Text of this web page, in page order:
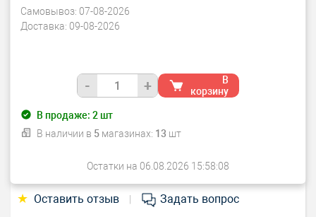
Самовывоз: 07-08-2026
Доставка: 09-08-2026
- +
В
корзину
В продаже: 2 шт
В наличии в 5 магазинах: 13 шт
Остатки на 06.08.2026 15:58:08
★ Оставить отзыв Задать вопрос